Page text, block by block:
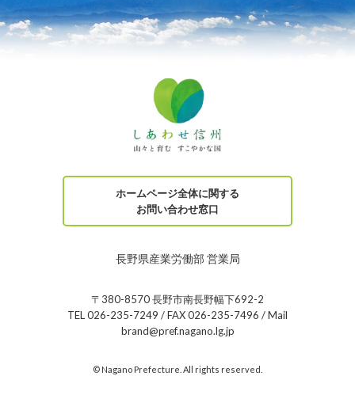
ホームページ全体に関する
お問い合わせ窓口
長野県産業労働部 営業局
〒380-8570 長野市南長野幅下692-2
TEL 026-235-7249 / FAX 026-235-7496 / Mail
brand@pref.nagano.lg.jp
© Nagano Prefecture. All rights reserved.